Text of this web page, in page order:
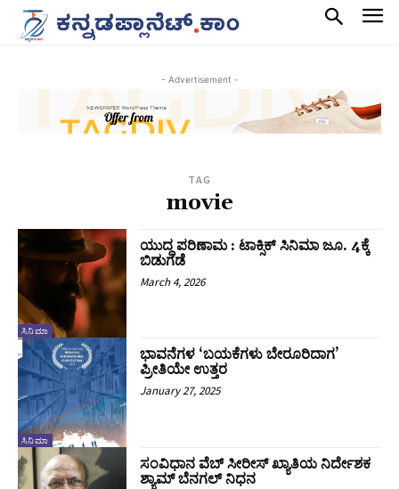
- Advertisement -
TAG
movie
ಸಿನಿಮಾ
ಯುದ್ಧ ಪರಿಣಾಮ : ಟಾಕ್ಸಿಕ್‌ ಸಿನಿಮಾ ಜೂ. 4ಕ್ಕೆ
ಬಿಡುಗಡೆ
March 4, 2026
ಸಿನಿಮಾ
ಭಾವನೆಗಳ ‘ಬಯಕೆಗಳು ಬೇರೂರಿದಾಗ’
ಪ್ರೀತಿಯೇ ಉತ್ತರ
January 27, 2025
ಸಂವಿಧಾನ ವೆಬ್‌ ಸೀರೀಸ್‌ ಖ್ಯಾತಿಯ ನಿರ್ದೇಶಕ
ಶ್ಯಾಮ್‌ ಬೆನಗಲ್‌ ನಿಧನ